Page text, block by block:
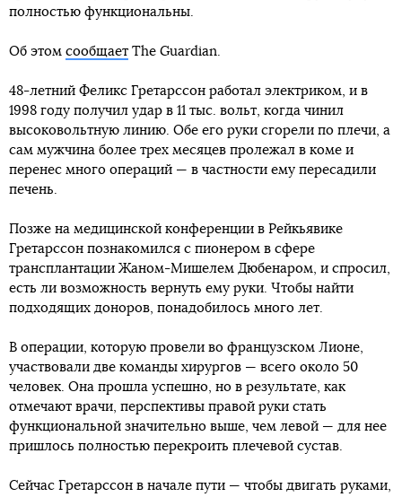
полностью функциональны.
Об этом сообщает The Guardian.
48-летний Феликс Гретарссон работал электриком, и в
1998 году получил удар в 11 тыс. вольт, когда чинил
высоковольтную линию. Обе его руки сгорели по плечи, а
сам мужчина более трех месяцев пролежал в коме и
перенес много операций — в частности ему пересадили
печень.
Позже на медицинской конференции в Рейкьявике
Гретарссон познакомился с пионером в сфере
трансплантации Жаном-Мишелем Дюбенаром, и спросил,
есть ли возможность вернуть ему руки. Чтобы найти
подходящих доноров, понадобилось много лет.
В операции, которую провели во французском Лионе,
участвовали две команды хирургов — всего около 50
человек. Она прошла успешно, но в результате, как
отмечают врачи, перспективы правой руки стать
функциональной значительно выше, чем левой — для нее
пришлось полностью перекроить плечевой сустав.
Сейчас Гретарссон в начале пути — чтобы двигать руками,